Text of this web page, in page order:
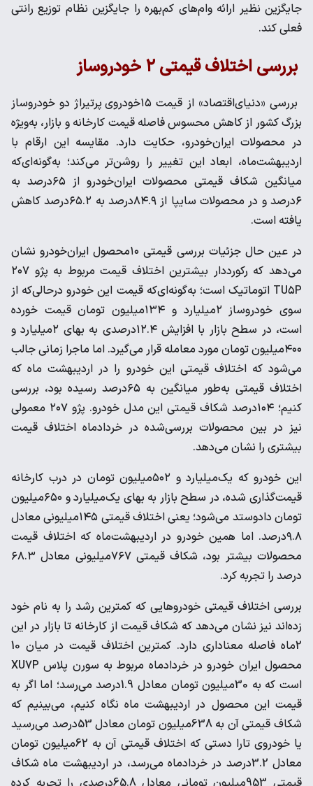
جایگزین نظیر ارائه وام‌های کم‌بهره را جایگزین نظام توزیع رانتی
فعلی کند.
بررسی اختلاف قیمتی ۲ خودروساز
بررسی «دنیای‌اقتصاد» از قیمت ۱۵خودروی پرتیراژ دو خودروساز
بزرگ کشور از کاهش محسوس فاصله قیمت کارخانه و بازار، به‌ویژه
در محصولات ایران‌خودرو، حکایت دارد. مقایسه این ارقام با
اردیبهشت‌ماه، ابعاد این تغییر را روشن‌تر می‌کند؛ به‌گونه‌ای‌که
میانگین شکاف قیمتی محصولات ایران‌خودرو از ۶۵درصد به
۶درصد و در محصولات سایپا از ۸۴.۹درصد به ۶۵.۲درصد کاهش
یافته است.
در عین حال جزئیات بررسی قیمتی ۱۰محصول ایران‌خودرو نشان
می‌دهد که رکورددار بیشترین اختلاف قیمت مربوط به پژو ۲۰۷
TU۵P اتوماتیک است؛ به‌گونه‌ای‌که قیمت این خودرو درحالی‌که از
سوی خودروساز ۲میلیارد و ۱۳۴‌میلیون تومان قیمت خورده
است، در سطح بازار با افزایش ۱۲.۴درصدی به بهای ۲میلیارد و
۴۰۰میلیون تومان مورد معامله قرار می‌گیرد. اما ماجرا زمانی جالب
می‌شود که اختلاف قیمتی این خودرو را در اردیبهشت ماه که
اختلاف قیمتی به‌طور میانگین به ۶۵درصد رسیده بود، بررسی
کنیم؛ ۱۰۴درصد شکاف قیمتی این مدل خودرو. پژو ۲۰۷ معمولی
نیز در بین محصولات بررسی‌شده در خردادماه اختلاف قیمت
بیشتری را نشان می‌دهد.
این خودرو که یک‌میلیارد و ۵۰۲‌میلیون تومان در درب کارخانه
قیمت‌گذاری شده، در سطح بازار به بهای یک‌میلیارد و ۶۵۰‌میلیون
تومان دادوستد می‌شود؛ یعنی اختلاف قیمتی ۱۴۵‌میلیونی معادل
۹.۸درصد. اما همین خودرو در اردیبهشت‌ماه که اختلاف قیمت
محصولات بیشتر بود، شکاف قیمتی ۷۶۷‌میلیونی معادل ۶۸.۳
درصد را تجربه کرد.
بررسی اختلاف قیمتی خودروهایی که کمترین رشد را به نام خود
زده‌اند نیز نشان می‌دهد که شکاف قیمت از کارخانه تا بازار در این
2ماه فاصله معناداری دارد. کمترین اختلاف قیمت در میان 10
محصول ایران خودرو در خردادماه مربوط به سورن پلاس XU7P
است که به 30‌میلیون تومان معادل 1.9درصد می‌رسد؛ اما اگر به
قیمت این محصول در اردیبهشت ماه نگاه کنیم، می‌بینیم که
شکاف قیمتی آن به 638‌میلیون تومان معادل 53درصد می‌رسید
یا خودروی تارا دستی که اختلاف قیمتی آن به 62‌میلیون تومان
معادل 3.2درصد در خردادماه می‌رسد، در اردیبهشت ماه شکاف